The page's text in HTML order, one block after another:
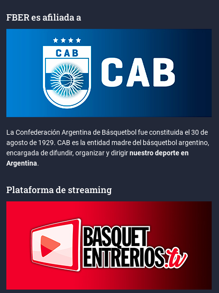
FBER es afiliada a
La Confederación Argentina de Básquetbol fue constituida el 30 de
agosto de 1929. CAB es la entidad madre del básquetbol argentino,
encargada de difundir, organizar y dirigirnuestro deporte en
Argentina.
Plataforma de streaming